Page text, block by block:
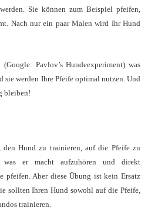
Sie können zum Beispiel pfeifen,
Nach nur ein paar Malen wird Ihr Hund
Pavlov’s Hundeexperiment) was
werden Ihre Pfeife optimal nutzen. Und
bleiben!
Hund zu trainieren, auf die Pfeife zu
er macht aufzuhören und direkt
pfeifen. Aber diese Übung ist kein Ersatz
sollten Ihren Hund sowohl auf die Pfeife,
trainieren.